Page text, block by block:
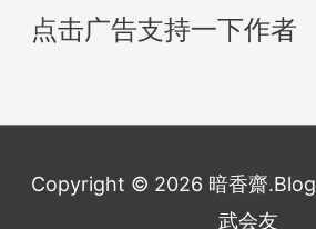
点击广告支持一下作者
Copyright © 2026 暗香齋.Blog
武会友